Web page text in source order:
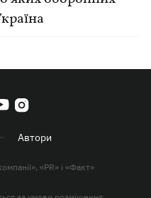
Автори
«PR» і «Факт»